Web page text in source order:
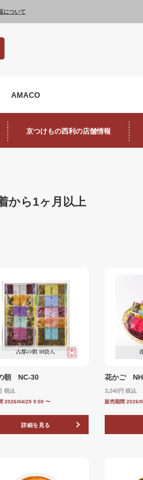
について
AMACO
京つけもの西利の店舗情報
から1ヶ月以上
朝 NC-30
税込
2026/04/29 9:00 〜
詳細を見る
花かご
3,240 税込
販売期間 2026/